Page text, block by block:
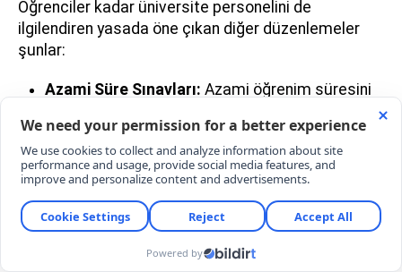
Öğrenciler kadar üniversite personelini de
ilgilendiren yasada öne çıkan diğer düzenlemeler
şunlar:
Azami Süre Sınavları: Azami öğrenim süresini
oldukları tüm dersler için iki ek sınav hakkı
verilecek. Ancak ara sınıf öğrencileri bu haktan
yararlanamayacak.
Emeklilik Yaşı Uzatıldı:İhtiyaç duyulan
alanlarda görevli öğretim üyeleri, YÖK kararı ve
yetmiş beş yaşını geçmemek şartıyla